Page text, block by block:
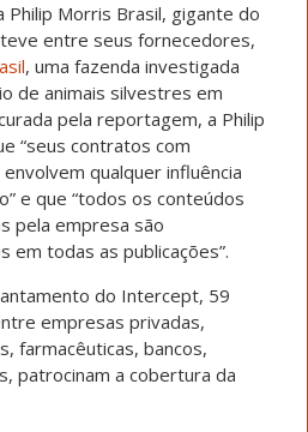
Morris Brasil, gigante do
entre seus fornecedores,
, uma fazenda investigada
de animais silvestres em
pela reportagem, a Philip
“seus contratos com
qualquer influência
e que “todos os conteúdos
pela empresa são
em todas as publicações”.
do Intercept, 59
empresas privadas,
farmacêuticas, bancos,
patrocinam a cobertura da